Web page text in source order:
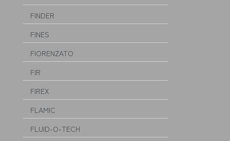
FINDER
FINES
FIORENZATO
FIR
FIREX
FLAMIC
FLUID-O-TECH